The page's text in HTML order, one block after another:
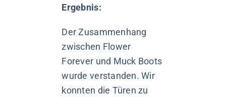
Ergebnis:
Der Zusammenhang
zwischen Flower
Forever und Muck Boots
wurde verstanden. Wir
konnten die Türen zu